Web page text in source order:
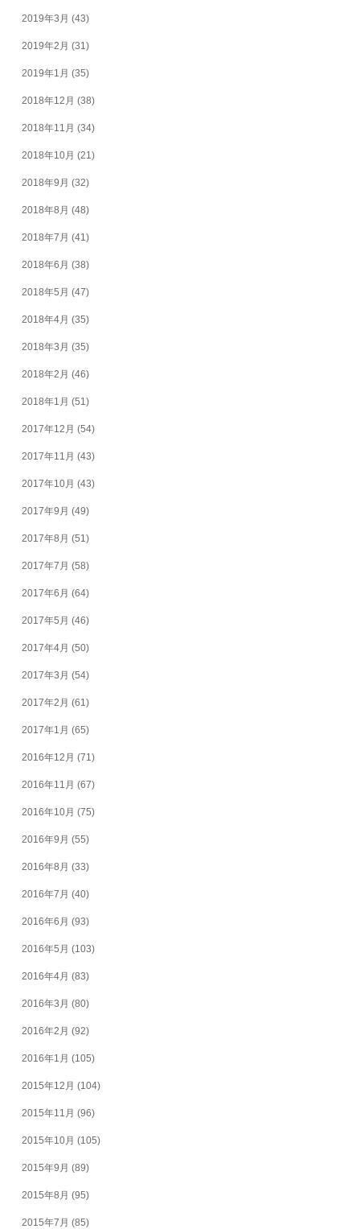
2019年3月 (43)
2019年2月 (31)
2019年1月 (35)
2018年12月 (38)
2018年11月 (34)
2018年10月 (21)
2018年9月 (32)
2018年8月 (48)
2018年7月 (41)
2018年6月 (38)
2018年5月 (47)
2018年4月 (35)
2018年3月 (35)
2018年2月 (46)
2018年1月 (51)
2017年12月 (54)
2017年11月 (43)
2017年10月 (43)
2017年9月 (49)
2017年8月 (51)
2017年7月 (58)
2017年6月 (64)
2017年5月 (46)
2017年4月 (50)
2017年3月 (54)
2017年2月 (61)
2017年1月 (65)
2016年12月 (71)
2016年11月 (67)
2016年10月 (75)
2016年9月 (55)
2016年8月 (33)
2016年7月 (40)
2016年6月 (93)
2016年5月 (103)
2016年4月 (83)
2016年3月 (80)
2016年2月 (92)
2016年1月 (105)
2015年12月 (104)
2015年11月 (96)
2015年10月 (105)
2015年9月 (89)
2015年8月 (95)
2015年7月 (85)